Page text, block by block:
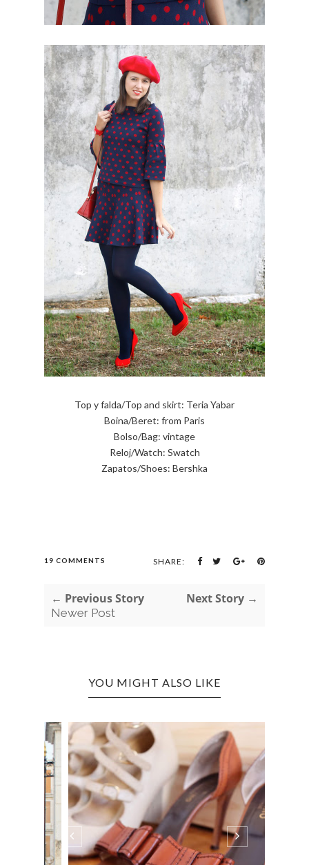
Top y falda/Top and skirt: Teria Yabar
Boina/Beret: from Paris
Bolso/Bag: vintage
Reloj/Watch: Swatch
Zapatos/Shoes: Bershka
19 COMMENTS SHARE:
← Previous Story
Newer Post
Next Story →
YOU MIGHT ALSO LIKE